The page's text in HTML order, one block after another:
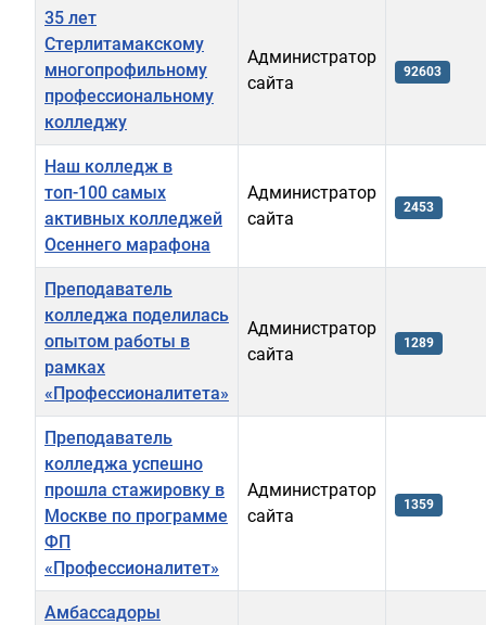
35 лет
Стерлитамакскому
многопрофильному
профессиональному
колледжу
Администратор
сайта
92603
Наш колледж в
топ-100 самых
активных колледжей
Осеннего марафона
Администратор
сайта
2453
Преподаватель
колледжа поделилась
опытом работы в
рамках
«Профессионалитета»
Администратор
сайта
1289
Преподаватель
колледжа успешно
прошла стажировку в
Москве по программе
ФП
«Профессионалитет»
Администратор
сайта
1359
Амбассадоры